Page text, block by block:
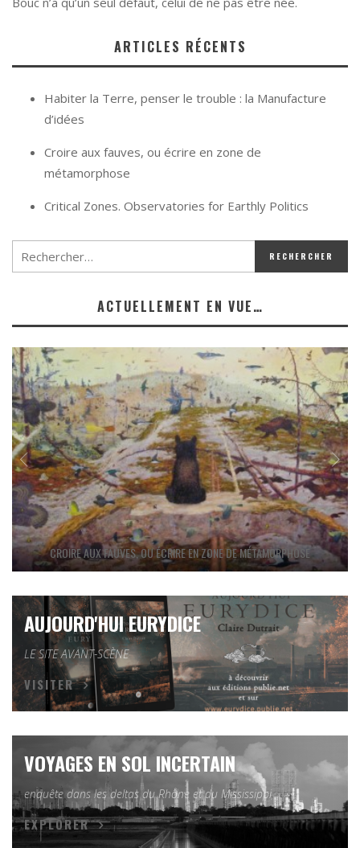
ARTICLES RÉCENTS
Habiter la Terre, penser le trouble : la Manufacture
d’idées
Croire aux fauves, ou écrire en zone de
métamorphose
Critical Zones. Observatories for Earthly Politics
ACTUELLEMENT EN VUE…
CROIRE AUX FAUVES, OU ÉCRIRE EN ZONE DE MÉTAMORPHOSE
AUJOURD'HUI EURYDICE
LE SITE AVANT-SCÈNE
VISITER
VOYAGES EN SOL INCERTAIN
enquête dans les deltas du Rhône et du Mississippi
EXPLORER